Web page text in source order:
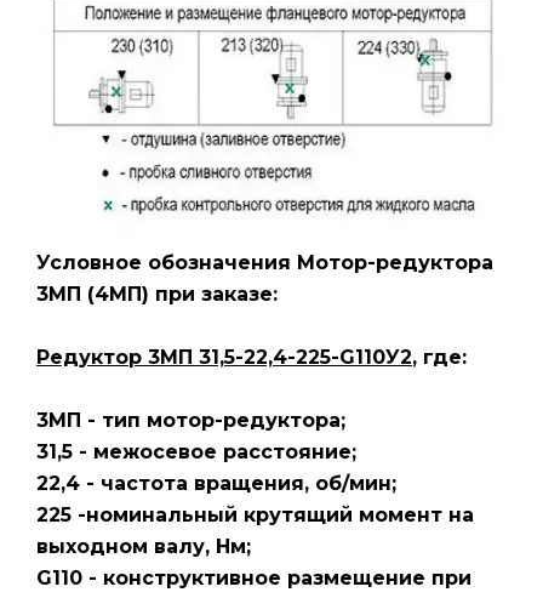
Условное обозначения Мотор-редуктора
3МП (4МП) при заказе:
Редуктор 3МП 31,5-22,4-225-G110У2, где:
3МП - тип мотор-редуктора;
31,5 - межосевое расстояние;
22,4 - частота вращения, об/мин;
225 -номинальный крутящий момент на
выходном валу, Нм;
G110 - конструктивное размещение при